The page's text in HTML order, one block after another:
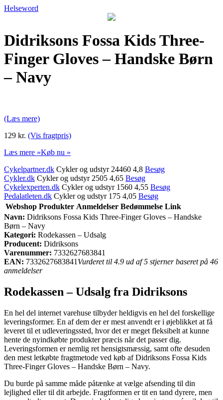
Helseword
Didriksons Fossa Kids Three-
Finger Gloves – Handske Børn
– Navy
(Læs mere)
129 kr. (Vis fragtpris)
Læs mere »Køb nu »
Cykelpartner.dk Cykler og udstyr 24460 4,8 Besøg
Cykler.dk Cykler og udstyr 2505 4,65 Besøg
Cykelexperten.dk Cykler og udstyr 1560 4,55 Besøg
Pedalatleten.dk Cykler og udstyr 175 4,05 Besøg
Webshop Produkter Anmeldelser Bedømmelse Link
Navn: Didriksons Fossa Kids Three-Finger Gloves – Handske
Børn – Navy
Kategori: Rodekassen – Udsalg
Producent: Didriksons
Varenummer: 7332627683841
EAN: 7332627683841 Vurderet til 4.9 ud af 5 stjerner baseret på 46
anmeldelser
Rodekassen – Udsalg fra Didriksons
En hel del internet varehuse tilbyder heldigvis en hel del forskellige
leveringsformer. En af dem der er mest anvendt er i øjeblikket at få
leveret til et udleveringssted, hvor det er meget fleksibelt at kunne
hente de nyindkøbte produkter præcis når det passer dig.
Leveringsformen er nemlig ret hensigtsmæssig, samt ofte desuden
den mest letkøbte fragtmetode ved køb af Didriksons Fossa Kids
Three-Finger Gloves – Handske Børn – Navy.
Du burde på samme måde påtænke at vælge afsending til din
lejlighed eller til dit arbejde. Fragtformen er tit en tand dyrere, men